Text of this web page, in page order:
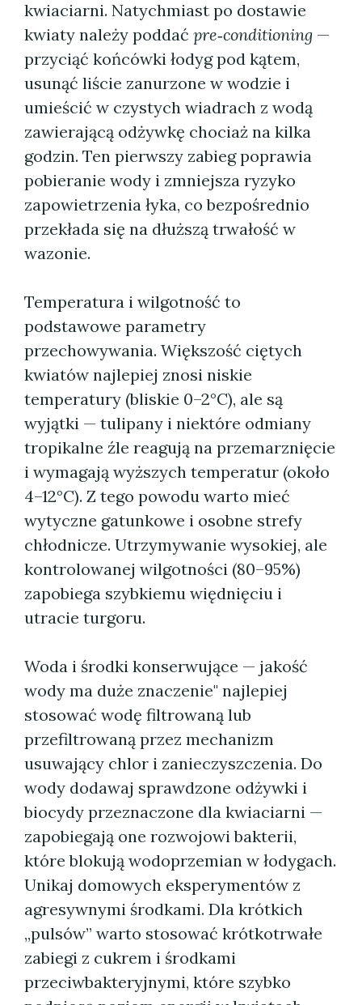
kwiaciarni. Natychmiast po dostawie
kwiaty należy poddać pre‑conditioning —
przyciąć końcówki łodyg pod kątem,
usunąć liście zanurzone w wodzie i
umieścić w czystych wiadrach z wodą
zawierającą odżywkę chociaż na kilka
godzin. Ten pierwszy zabieg poprawia
pobieranie wody i zmniejsza ryzyko
zapowietrzenia łyka, co bezpośrednio
przekłada się na dłuższą trwałość w
wazonie.
Temperatura i wilgotność to
podstawowe parametry
przechowywania. Większość ciętych
kwiatów najlepiej znosi niskie
temperatury (bliskie 0–2°C), ale są
wyjątki — tulipany i niektóre odmiany
tropikalne źle reagują na przemarznięcie
i wymagają wyższych temperatur (około
4–12°C). Z tego powodu warto mieć
wytyczne gatunkowe i osobne strefy
chłodnicze. Utrzymywanie wysokiej, ale
kontrolowanej wilgotności (80–95%)
zapobiega szybkiemu więdnięciu i
utracie turgoru.
Woda i środki konserwujące — jakość
wody ma duże znaczenie" najlepiej
stosować wodę filtrowaną lub
przefiltrowaną przez mechanizm
usuwający chlor i zanieczyszczenia. Do
wody dodawaj sprawdzone odżywki i
biocydy przeznaczone dla kwiaciarni —
zapobiegają one rozwojowi bakterii,
które blokują wodoprzemian w łodygach.
Unikaj domowych eksperymentów z
agresywnymi środkami. Dla krótkich
„pulsów” warto stosować krótkotrwałe
zabiegi z cukrem i środkami
przeciwbakteryjnymi, które szybko